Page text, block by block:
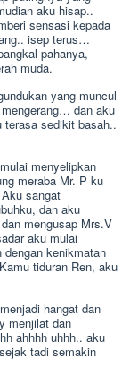
aku hisap..
sensasi kepada
isep terus…
pahanya,
muda.
yang muncul
dan aku
terasa sedikit basah..
menyelipkan
meraba Mr. P ku
sangat
dan aku
mengusap Mrs.V
aku mulai
kenikmatan
tiduran Ren, aku
hangat dan
menjilat dan
ahhhh uhhh.. aku
tadi semakin